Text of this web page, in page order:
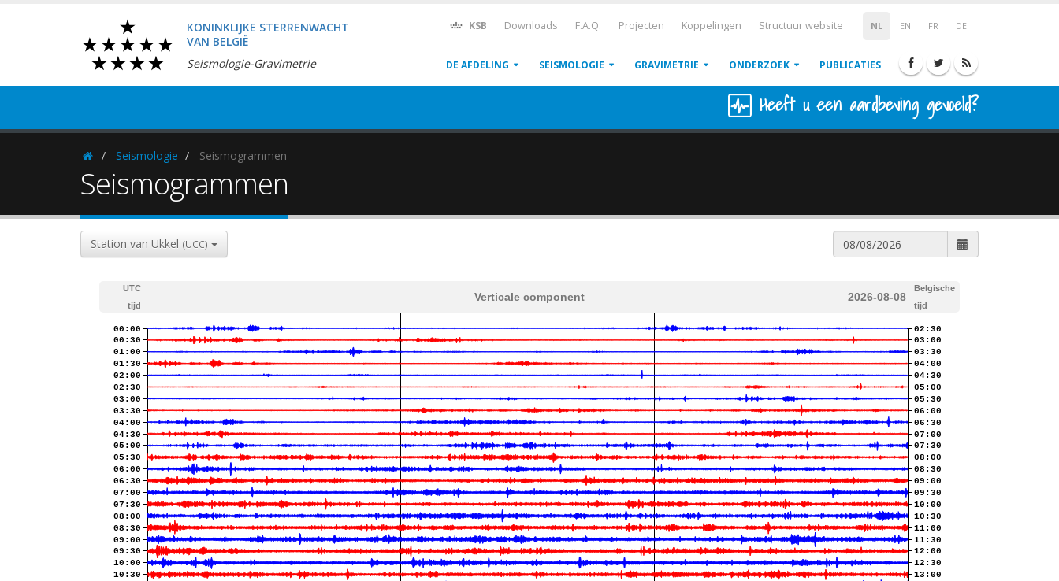
KONINKLIJKE STERRENWACHT
VAN BELGIË
Seismologie-Gravimetrie
NL EN FR DE
KSB Downloads F.A.Q. Projecten Koppelingen Structuur website
DE AFDELING SEISMOLOGIE GRAVIMETRIE ONDERZOEK PUBLICATIES
Heeft u een aardbeving gevoeld?
HomepageSeismologie Seismogrammen
Seismogrammen
Station van Ukkel (UCC)
UTC
tijd
Verticale component 2026-08-08
Belgische
tijd
00:00
00:30
01:00
01:30
02:00
02:30
03:00
03:30
04:00
04:30
05:00
05:30
06:00
06:30
07:00
07:30
08:00
08:30
09:00
09:30
10:00
10:30
02:30
03:00
03:30
04:00
04:30
05:00
05:30
06:00
06:30
07:00
07:30
08:00
08:30
09:00
09:30
10:00
10:30
11:00
11:30
12:00
12:30
13:00